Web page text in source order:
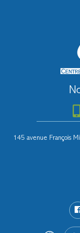
145 avenue François